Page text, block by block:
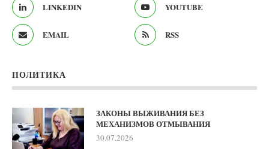
LINKEDIN YOUTUBE
EMAIL RSS
ПОЛИТИКА
ЗАКОНЫ ВЫЖИВАНИЯ БЕЗ
МЕХАНИЗМОВ ОТМЫВАНИЯ
30.07.2026